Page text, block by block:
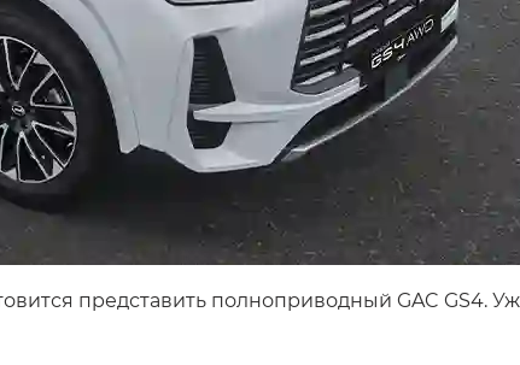
представить полноприводный GAC GS4.